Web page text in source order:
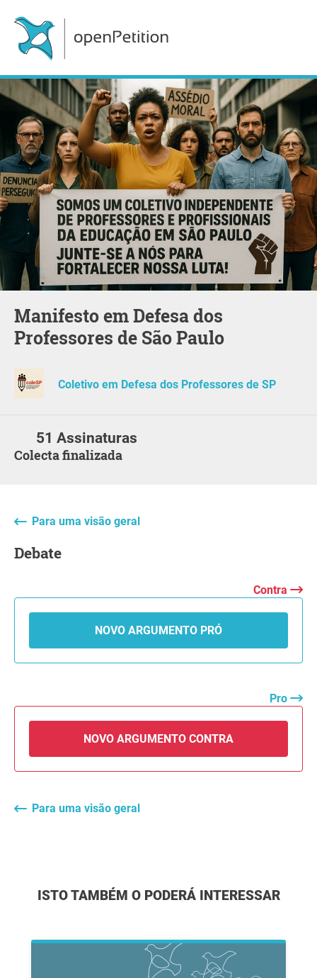
Manifesto em Defesa dos
Professores de São Paulo
Coletivo em Defesa dos Professores de SP
51 Assinaturas
Colecta finalizada
Para uma visão geral
Debate
Contra
NOVO ARGUMENTO PRÓ
Pro
NOVO ARGUMENTO CONTRA
Para uma visão geral
ISTO TAMBÉM O PODERÁ INTERESSAR